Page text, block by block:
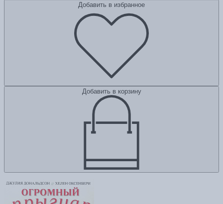
Добавить в избранное
Добавить в корзину